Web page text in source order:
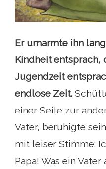
Er umarmte ihn
Kindheit entsprach,
Jugendzeit
endlose Zeit.
einer Seite zur
Vater, beruhigte
mit leiser Stimme:
Papa! Was ein Vater